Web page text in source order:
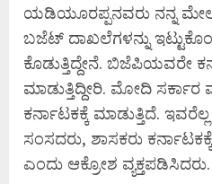
ಯಡಿಯೂರಪ್ಪನವರು ನನ್ನ ಮೇಲೆ
ಬಜೆಟ್​ ದಾಖಲೆಗಳನ್ನು
ಕೊಡುತ್ತಿದ್ದೇನೆ. ಬಿಜೆಪಿಯವರೇ
ಮಾಡುತ್ತಿದ್ದೀರಿ. ಮೋದಿ
ಕರ್ನಾಟಕಕ್ಕೆ ಮಾಡುತ್ತಿದೆ.
ಸಂಸದರು, ಶಾಸಕರು
ಎಂದು ಆಕ್ರೋಶ ವ್ಯಕ್ತಪಡಿಸಿದರು.